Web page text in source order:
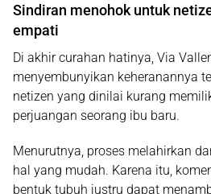
Sindiran menohok untuk
empati
Di akhir curahan hatinya, Via
menyembunyikan keheranannya
netizen yang dinilai kurang
perjuangan seorang ibu baru.
Menurutnya, proses melahirkan
hal yang mudah. Karena itu,
bentuk tubuh justru dapat